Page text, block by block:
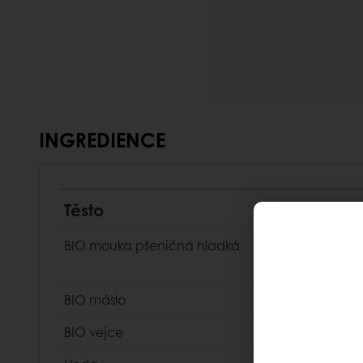
INGREDIENCE
Těsto
BIO mouka pšeničná hladká
BIO máslo
BIO vejce